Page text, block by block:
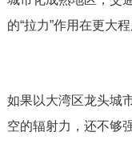
的“拉力”作用在更大
如果以大湾区龙头城
空的辐射力，还不够强